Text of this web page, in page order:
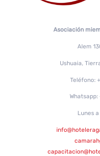
Asociación
Alem
Ushuaia,
Teléfono:
Whatsapp:
Lunes